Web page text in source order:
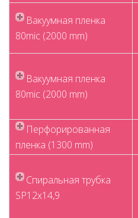
Вакуумная пленка
80mic (2000 mm)
Вакуумная пленка
80mic (2000 mm)
Перфорированная
пленка (1300 mm)
Спиральная трубка
SP12x14,9